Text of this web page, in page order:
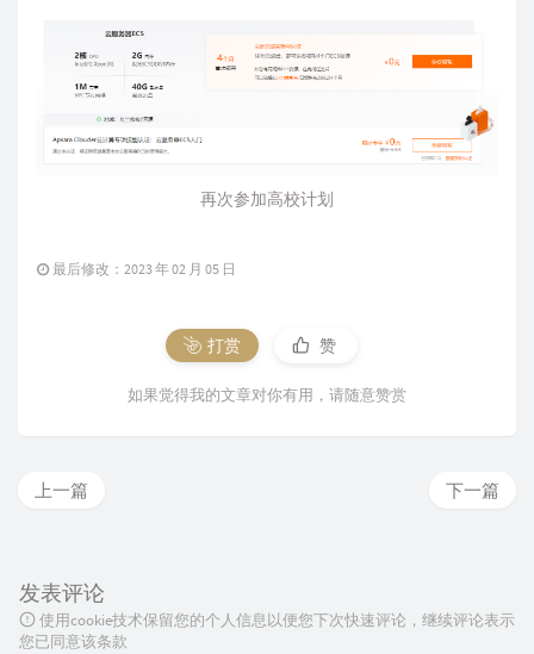
再次参加高校计划
最后修改：2023 年 02 月 05 日
打赏 赞
如果觉得我的文章对你有用，请随意赞赏
下一篇
上一篇
发表评论
使用cookie技术保留您的个人信息以便您下次快速评论，继续评论表示
您已同意该条款